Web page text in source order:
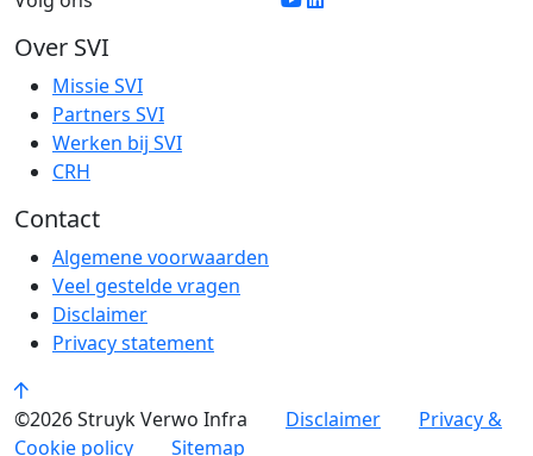
Over SVI
Missie SVI
Partners SVI
Werken bij SVI
CRH
Contact
Algemene voorwaarden
Veel gestelde vragen
Disclaimer
Privacy statement
©2026 Struyk Verwo Infra Disclaimer
Privacy &
Cookie policy
Sitemap